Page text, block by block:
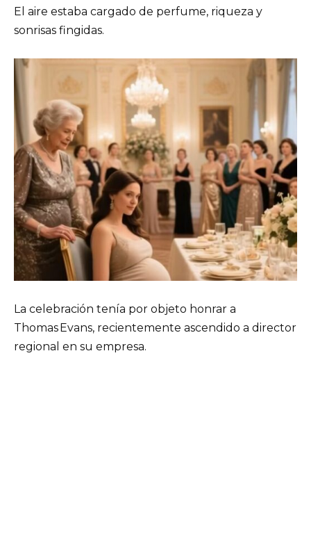
El aire estaba cargado de perfume, riqueza y
sonrisas fingidas.
La celebración tenía por objeto honrar a
Thomas Evans, recientemente ascendido a director
regional en su empresa.